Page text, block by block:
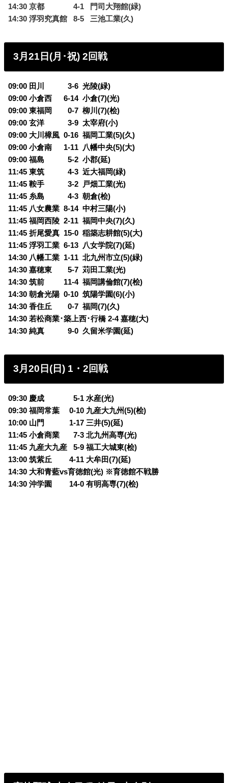
14:30 京都
04-1
門司大翔館(緑)
14:30 浮羽究真館
08-5 三池工業(久)
3月21日(月･祝) 2回戦
09:00 田川 03-6 光陵(緑)
09:00 小倉西 6-14 小倉(7)(光)
09:00 東福岡
00-7 柳川(7)(桧)
09:00 玄洋
03-9 太宰府(小)
09:00 大川樟風 0-16 福岡工業(5)(久)
09:00 小倉南 1-11 八幡中央(5)(大)
09:00 福島
05-2 小郡(延)
11:45 東筑
04-3 近大福岡(緑)
11:45 鞍手
03-2 戸畑工業(光)
11:45 糸島
04-3 朝倉(桧)
11:45 八女農業 8-14 中村三陽(小)
11:45 福岡西陵 2-11 福岡中央(7)(久)
11:45 折尾愛真 15-0 稲築志耕館(5)(大)
11:45 浮羽工業 6-13 八女学院(7)(延)
14:30 八幡工業 1-11 北九州市立(5)(緑)
14:30 嘉穂東
05-7 苅田工業(光)
14:30 筑前 11-4 福岡講倫館(7)(桧)
14:30 朝倉光陽 0-10 筑陽学園(6)(小)
14:30 香住丘
00-7 福岡(7)(久)
14:30 若松商業･築上西･行橋 2-4 嘉穂(大)
14:30 純真
09-0 久留米学園(延)
3月20日(日) 1・2回戦
09:30 慶成 05-1 水産(光)
09:30 福岡常葉 0-10 九産大九州(5)(桧)
10:00 山門 1-17 三井(5)(延)
11:45 小倉商業
07-3 北九州高専(光)
11:45 九産大九産
05-9 福工大城東(桧)
13:00 筑紫丘 4-11 大牟田(7)(延)
14:30 大和青藍vs育徳館(光) ※育徳館不戦勝
14:30 沖学園 14-0 有明高専(7)(桧)